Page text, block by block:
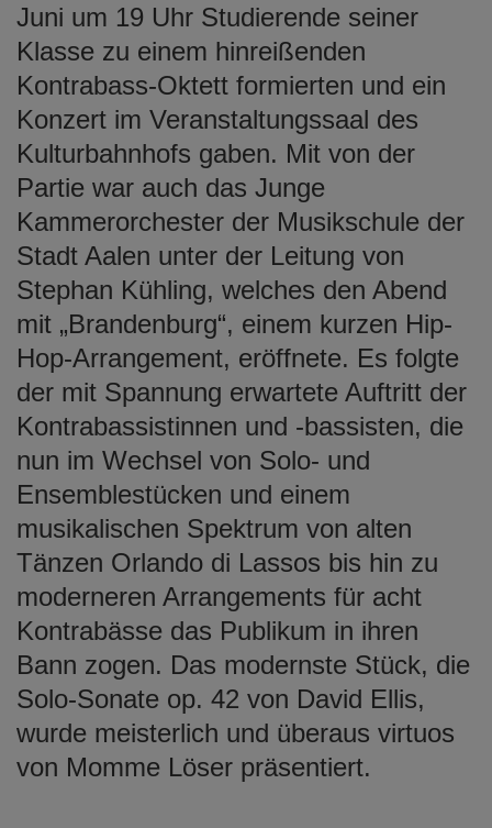
Juni um 19 Uhr Studierende seiner
Klasse zu einem hinreißenden
Kontrabass-Oktett formierten und ein
Konzert im Veranstaltungssaal des
Kulturbahnhofs gaben. Mit von der
Partie war auch das Junge
Kammerorchester der Musikschule der
Stadt Aalen unter der Leitung von
Stephan Kühling, welches den Abend
mit „Brandenburg“, einem kurzen Hip-
Hop-Arrangement, eröffnete. Es folgte
der mit Spannung erwartete Auftritt der
Kontrabassistinnen und -bassisten, die
nun im Wechsel von Solo- und
Ensemblestücken und einem
musikalischen Spektrum von alten
Tänzen Orlando di Lassos bis hin zu
moderneren Arrangements für acht
Kontrabässe das Publikum in ihren
Bann zogen. Das modernste Stück, die
Solo-Sonate op. 42 von David Ellis,
wurde meisterlich und überaus virtuos
von Momme Löser präsentiert.